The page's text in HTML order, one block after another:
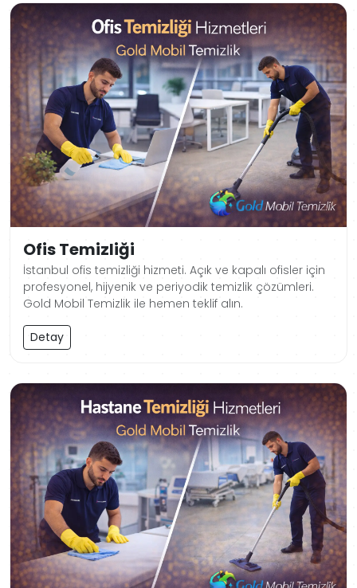
Ofis Temizliği
İstanbul ofis temizliği hizmeti. Açık ve kapalı ofisler için
profesyonel, hijyenik ve periyodik temizlik çözümleri.
Gold Mobil Temizlik ile hemen teklif alın.
Detay